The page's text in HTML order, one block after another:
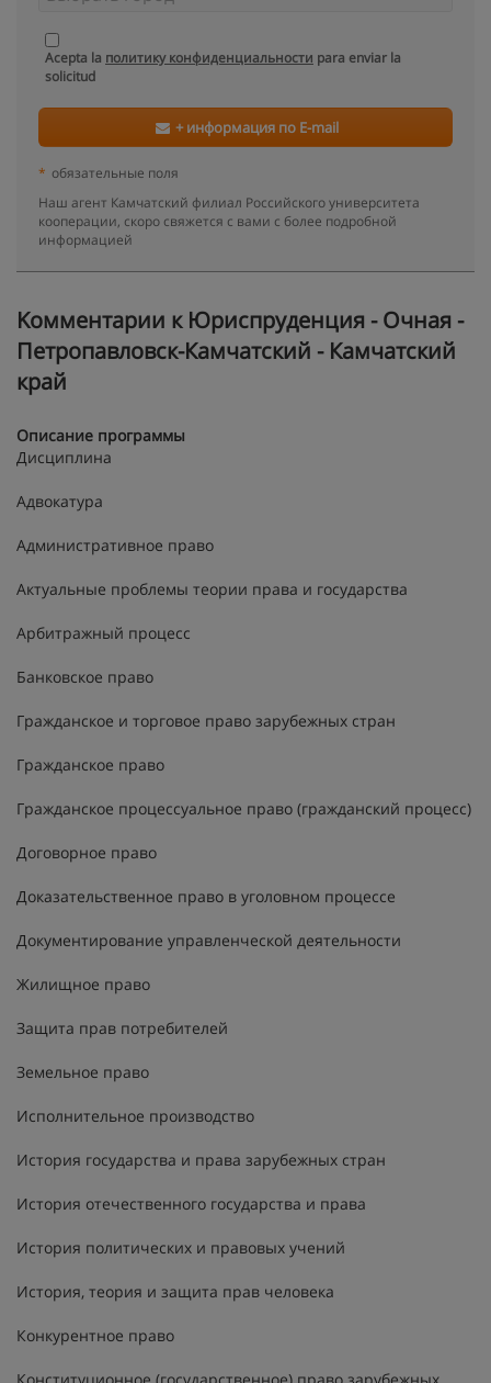
Acepta la политику конфиденциальности para enviar la
solicitud
+ информация по E-mail
* обязательные поля
Наш агент Камчатский филиал Российского университета
кооперации, скоро свяжется с вами с более подробной
информацией
Kомментарии к Юриспруденция - Очная -
Петропавловск-Камчатский - Камчатский
край
Описание программы
Дисциплина
Адвокатура
Административное право
Актуальные проблемы теории права и государства
Арбитражный процесс
Банковское право
Гражданское и торговое право зарубежных стран
Гражданское право
Гражданское процессуальное право (гражданский процесс)
Договорное право
Доказательственное право в уголовном процессе
Документирование управленческой деятельности
Жилищное право
Защита прав потребителей
Земельное право
Исполнительное производство
История государства и права зарубежных стран
История отечественного государства и права
История политических и правовых учений
История, теория и защита прав человека
Конкурентное право